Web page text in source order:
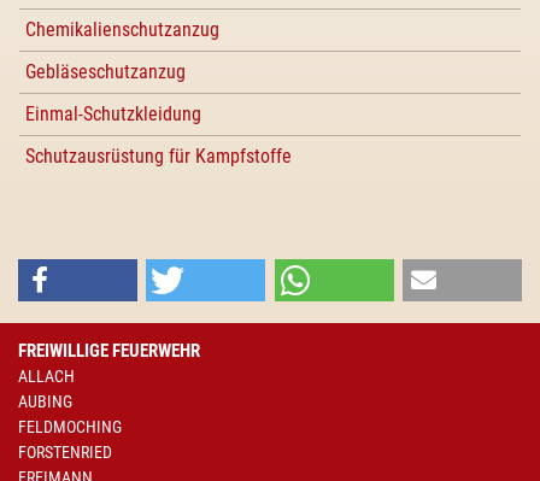
Chemikalienschutzanzug
Gebläseschutzanzug
Einmal-Schutzkleidung
Schutzausrüstung für Kampfstoffe
FREIWILLIGE FEUERWEHR
ALLACH
AUBING
FELDMOCHING
FORSTENRIED